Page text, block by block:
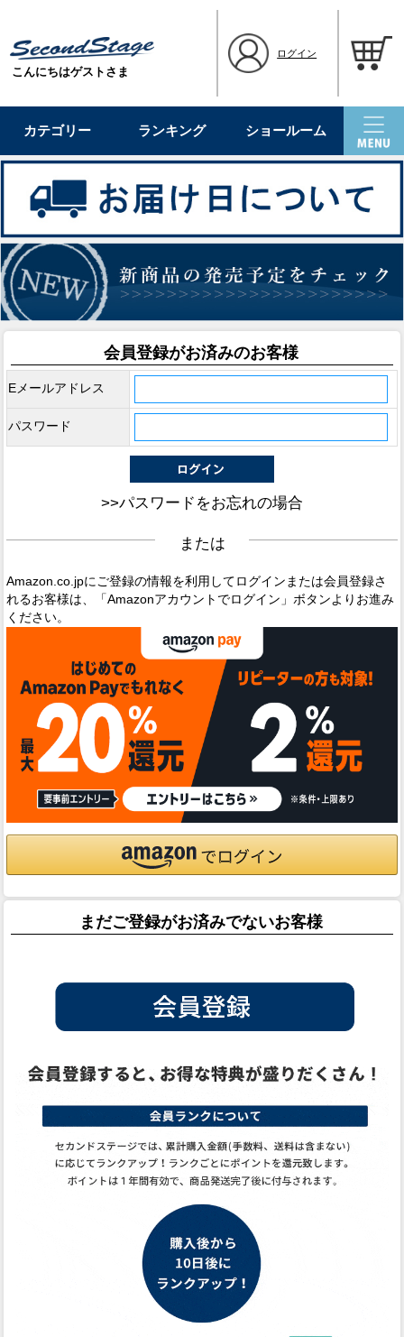
こんにちはゲストさま
ログイン
カテゴリー ランキング ショールーム
会員登録がお済みのお客様
Eメールアドレス
パスワード
>>パスワードをお忘れの場合
または
Amazon.co.jpにご登録の情報を利用してログインまたは会員登録さ
れるお客様は、「Amazonアカウントでログイン」ボタンよりお進み
ください。
まだご登録がお済みでないお客様